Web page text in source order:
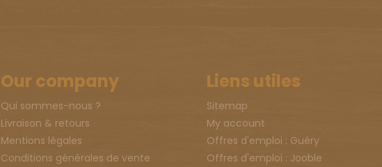
Our company
Qui sommes-nous ?
Livraison & retours
Mentions légales
Conditions générales de vente
Liens utiles
Sitemap
My account
Offres d'emploi : Guéry
Offres d'emploi : Jooble